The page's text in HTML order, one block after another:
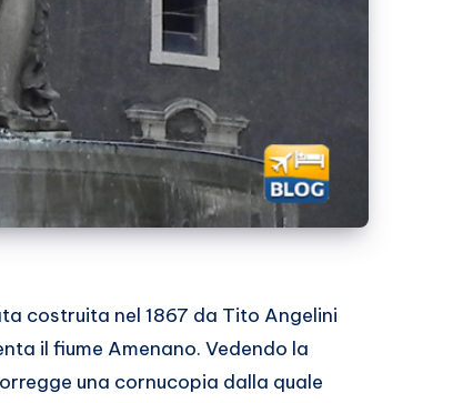
costruita nel 1867 da Tito Angelini
il fiume Amenano. Vedendo la
una cornucopia dalla quale